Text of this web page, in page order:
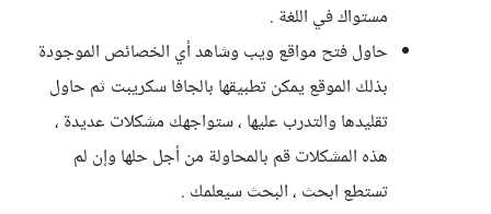
مستواك في اللغة .
حاول فتح مواقع ويب وشاهد أي الخصائص الموجودة
بذلك الموقع يمكن تطبيقها بالجافا سكريبت ثم حاول
تقليدها والتدرب عليها ، ستواجهك مشكلات عديدة ،
هذه المشكلات قم بالمحاولة من أجل حلها وإن لم
تستطع ابحث ، البحث سيعلمك .